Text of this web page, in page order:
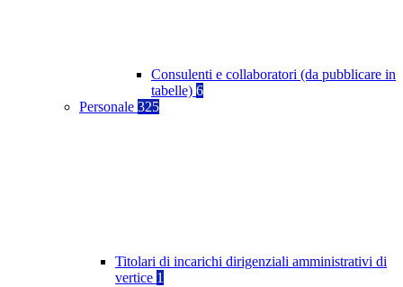
Consulenti e collaboratori (da pubblicare in
tabelle) 6
Personale 325
Titolari di incarichi dirigenziali amministrativi di
vertice 1